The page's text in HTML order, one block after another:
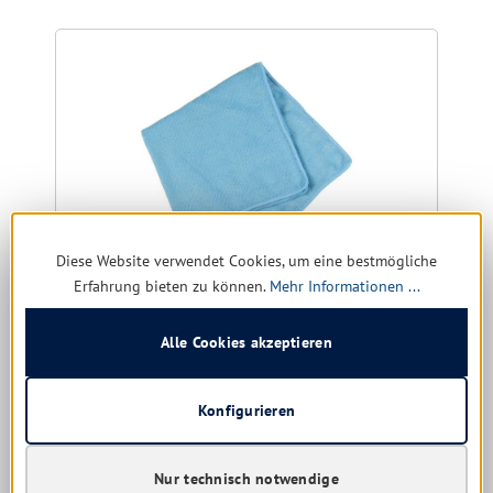
Abena Microfasertuch light 40x40 cm
Farbe: blau | rot | gelb | grün
Diese Website verwendet Cookies, um eine bestmögliche
Erfahrung bieten zu können. Mehr Informationen ...
Nur technisch notwendige
Konfigurieren
Alle Cookies akzeptieren